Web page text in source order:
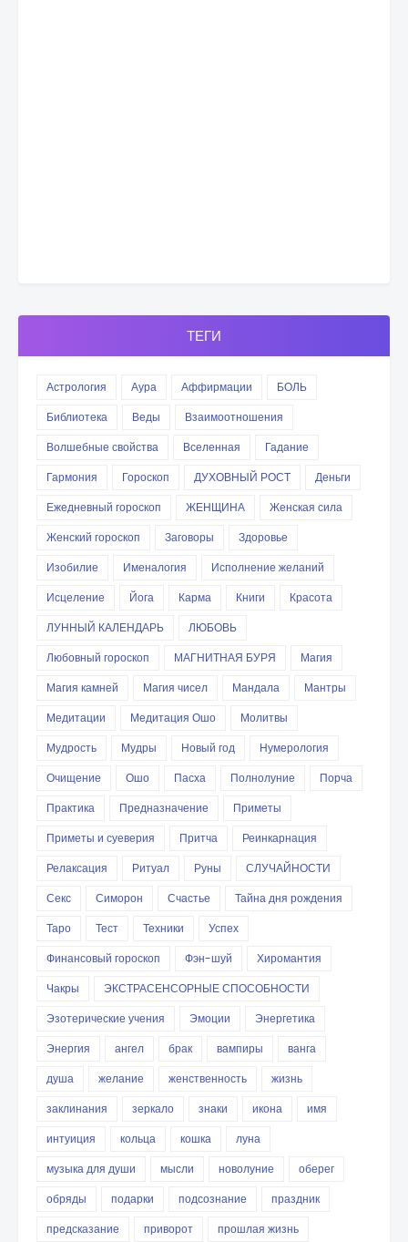
ТЕГИ
Астрология Аура Аффирмации
БОЛЬ
Библиотека
Веды
Взаимоотношения
Волшебные свойства
Вселенная
Гадание
Гармония
Гороскоп ДУХОВНЫЙ РОСТ
Деньги
Ежедневный гороскоп
ЖЕНЩИНА
Женская сила
Женский гороскоп
Заговоры
Здоровье
Изобилие
Именалогия
Исполнение желаний
Исцеление
Йога Карма Книги
Красота
ЛУННЫЙ КАЛЕНДАРЬ
ЛЮБОВЬ
Любовный гороскоп
МАГНИТНАЯ БУРЯ
Магия
Магия камней
Магия чисел Мандала
Мантры
Медитации
Медитация Ошо
Молитвы
Мудрость
Мудры Новый год
Нумерология
Очищение
Ошо Пасха Полнолуние
Порча
Практика
Предназначение
Приметы
Приметы и суеверия
Притча
Реинкарнация
Релаксация
Ритуал Руны
СЛУЧАЙНОСТИ
Секс
Симорон Счастье
Тайна дня рождения
Таро
Тест Техники
Успех
Финансовый гороскоп
Фэн-шуй
Хиромантия
Чакры
ЭКСТРАСЕНСОРНЫЕ СПОСОБНОСТИ
Эзотерические учения
Эмоции
Энергетика
Энергия
ангел брак вампиры
ванга
душа
желание женственность
жизнь
заклинания
зеркало знаки икона
имя
интуиция
кольца кошка
луна
музыка для души
мысли новолуние
оберег
обряды
подарки подсознание
праздник
предсказание
приворот
прошлая жизнь